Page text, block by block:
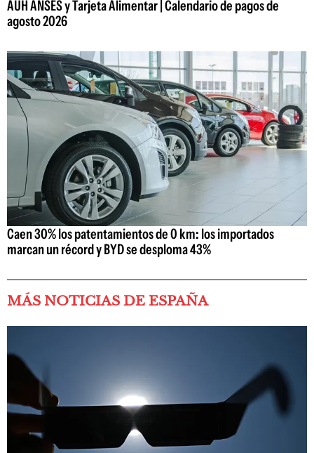
AUH ANSES y Tarjeta Alimentar | Calendario de pagos de
agosto 2026
Caen 30% los patentamientos de 0 km: los importados
marcan un récord y BYD se desploma 43%
MÁS NOTICIAS DE ESPAÑA